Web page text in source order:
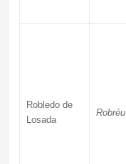
Robledo de
Losada
Robréu